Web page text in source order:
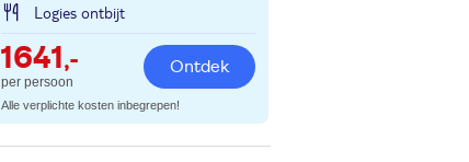
Logies ontbijt
1641 ,-
per persoon
Ontdek
Alle verplichte kosten inbegrepen!